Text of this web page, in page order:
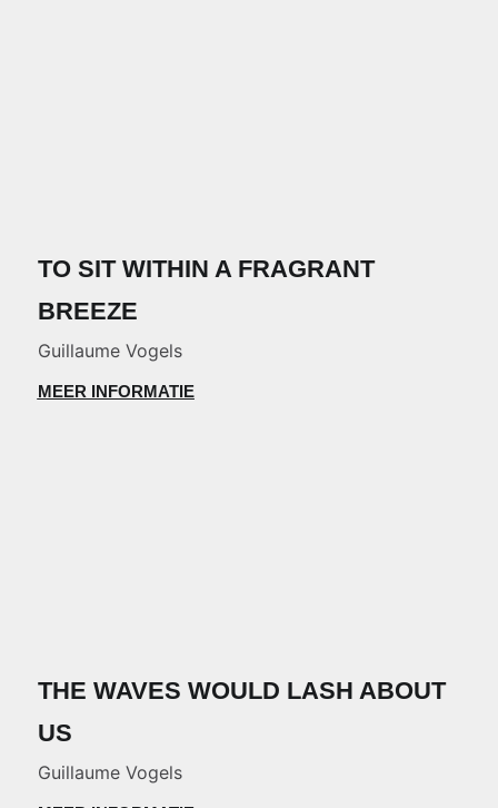
TO SIT WITHIN A FRAGRANT
BREEZE
Guillaume Vogels
MEER INFORMATIE
THE WAVES WOULD LASH ABOUT
US
Guillaume Vogels